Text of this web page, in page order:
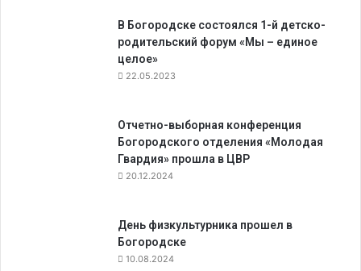
В Богородске состоялся 1-й детско-
родительский форум «Мы – единое
целое»
22.05.2023
Отчетно-выборная конференция
Богородского отделения «Молодая
Гвардия» прошла в ЦВР
20.12.2024
День физкультурника прошел в
Богородске
10.08.2024